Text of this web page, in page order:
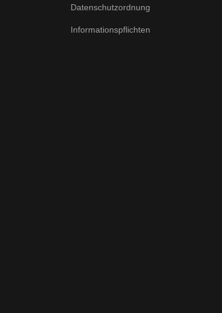
Datenschutzordnung
Informationspflichten